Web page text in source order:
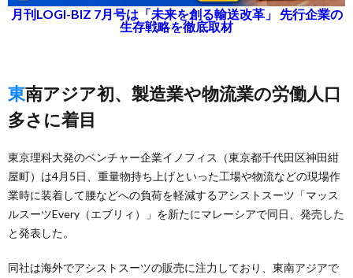
月刊LOGI-BIZ 7月号は「未来を創る輸送改革」 先行企業の
生存戦略を徹底取材
東南アジア初、製造業や物流業の労働人口
多さに着目
東京理科大発のベンチャー企業イノフィス（東京都千代田区神田紺
屋町）は4月5日、重量物持ち上げといった工場や物流などの現場作
業時に装着して腰などへの負荷を軽減するアシストスーツ「マッス
ルスーツEvery（エブリィ）」を新たにマレーシアで同日、発売した
と発表した。
同社は海外でアシストスーツの販売に注力しており、東南アジアで